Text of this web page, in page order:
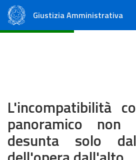
Giustizia Amministrativa
L'incompatibilità
panoramico non
desunta solo